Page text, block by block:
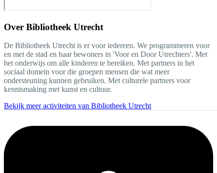
Over Bibliotheek Utrecht
De Bibliotheek Utrecht is er voor iedereen. We programmeren voor
en met de stad en haar bewoners in 'Voor en Door Utrechters'. Met
het onderwijs om alle kinderen te bereiken. Met partners in het
sociaal domein voor die groepen mensen die wat meer
ondersteuning kunnen gebruiken. Met culturele partners voor
kennismaking met kunst en cultuur.
Bekijk meer activiteiten van Bibliotheek Utrecht